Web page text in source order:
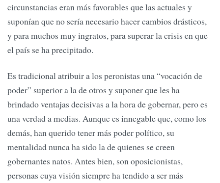
circunstancias eran más favorables que las actuales y
suponían que no sería necesario hacer cambios drásticos,
y para muchos muy ingratos, para superar la crisis en que
el país se ha precipitado.
Es tradicional atribuir a los peronistas una “vocación de
poder” superior a la de otros y suponer que les ha
brindado ventajas decisivas a la hora de gobernar, pero es
una verdad a medias. Aunque es innegable que, como los
demás, han querido tener más poder político, su
mentalidad nunca ha sido la de quienes se creen
gobernantes natos. Antes bien, son oposicionistas,
personas cuya visión siempre ha tendido a ser más